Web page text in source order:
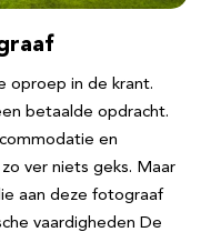
oproep in de krant.
betaalde opdracht.
en
ver niets geks. Maar
aan deze fotograaf
vaardigheden De